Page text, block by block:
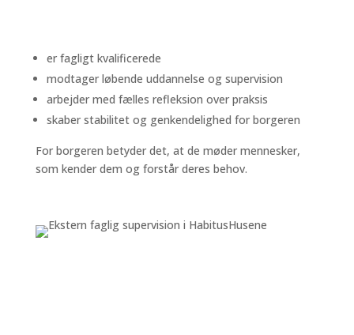
er fagligt kvalificerede
modtager løbende uddannelse og supervision
arbejder med fælles refleksion over praksis
skaber stabilitet og genkendelighed for borgeren
For borgeren betyder det, at de møder mennesker,
som kender dem og forstår deres behov.